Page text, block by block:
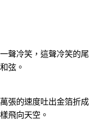
聲冷笑，這聲冷笑的尾
弦。
張的速度吐出金箔折成
飛向天空。